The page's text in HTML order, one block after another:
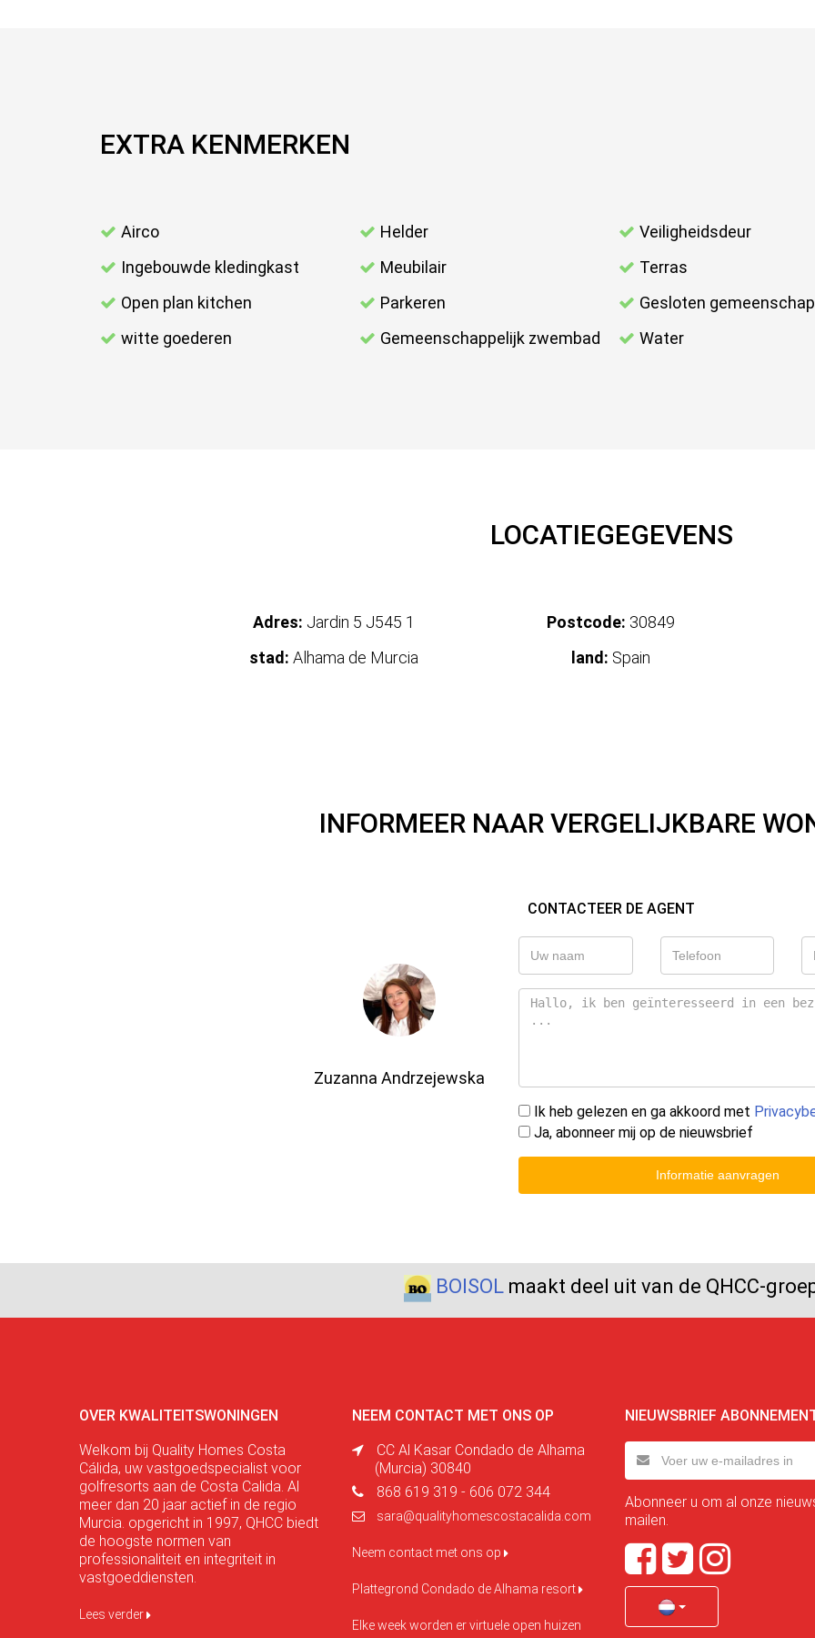
EXTRA KENMERKEN
Airco
Ingebouwde kledingkast
Open plan kitchen
witte goederen
Helder
Meubilair
Parkeren
Gemeenschappelijk zwembad
Veiligheidsdeur
Terras
Gesloten gemeenschap
Water
LOCATIEGEGEVENS
Adres: Jardin 5 J545 1
stad: Alhama de Murcia
Postcode: 30849
land: Spain
INFORMEER NAAR VERGELIJKBARE
CONTACTEER DE AGENT
Zuzanna Andrzejewska
Ik heb gelezen en ga akkoord met
Ja, abonneer mij op de nieuwsbrief
Informatie aanvragen
BOISOL maakt deel uit van de QHCC-
OVER KWALITEITSWONINGEN
Welkom bij Quality Homes Costa
Cálida, uw vastgoedspecialist voor
golfresorts aan de Costa Calida. Al
meer dan 20 jaar actief in de regio
Murcia. opgericht in 1997, QHCC biedt
de hoogste normen van
professionaliteit en integriteit in
vastgoeddiensten.
Lees verder
NEEM CONTACT MET ONS OP
CC Al Kasar Condado de Alhama
(Murcia) 30840
868 619 319 - 606 072 344
sara@qualityhomescostacalida.com
Neem contact met ons op
Plattegrond Condado de Alhama resort
Elke week worden er virtuele open huizen
NIEUWSBRIEF
Abonneer u om al onze
mailen.